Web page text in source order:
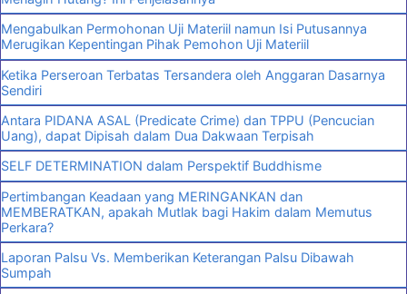
Mengabulkan Permohonan Uji Materiil namun Isi Putusannya
Merugikan Kepentingan Pihak Pemohon Uji Materiil
Ketika Perseroan Terbatas Tersandera oleh Anggaran Dasarnya
Sendiri
Antara PIDANA ASAL (Predicate Crime) dan TPPU (Pencucian
Uang), dapat Dipisah dalam Dua Dakwaan Terpisah
SELF DETERMINATION dalam Perspektif Buddhisme
Pertimbangan Keadaan yang MERINGANKAN dan
MEMBERATKAN, apakah Mutlak bagi Hakim dalam Memutus
Perkara?
Laporan Palsu Vs. Memberikan Keterangan Palsu Dibawah
Sumpah